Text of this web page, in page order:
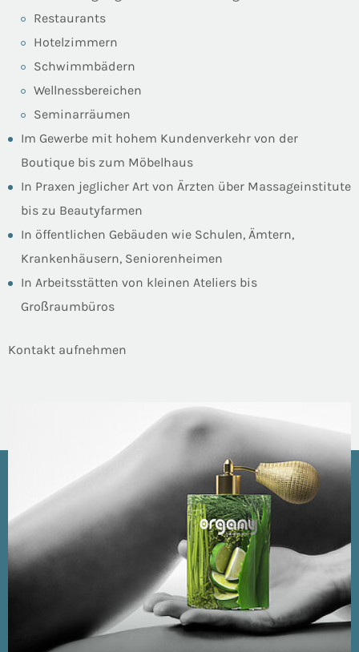
Restaurants
Hotelzimmern
Schwimmbädern
Wellnessbereichen
Seminarräumen
Im Gewerbe mit hohem Kundenverkehr von der
Boutique bis zum Möbelhaus
In Praxen jeglicher Art von Ärzten über Massageinstitute
bis zu Beautyfarmen
In öffentlichen Gebäuden wie Schulen, Ämtern,
Krankenhäusern, Seniorenheimen
In Arbeitsstätten von kleinen Ateliers bis
Großraumbüros
Kontakt aufnehmen